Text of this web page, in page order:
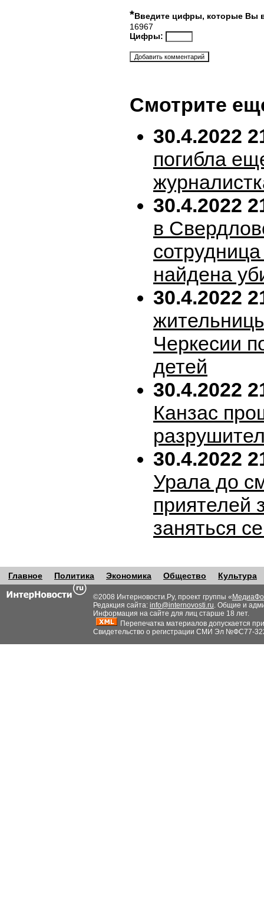
*Введите цифры, которые Вы
16967
Цифры:
Смотрите
30.4.2022
погибла
30.4.2022
в
найдена
30.4.2022
Черкесии
детей
30.4.2022
Канзас
30.4.2022
Урала до
приятелей
заняться
Главное Политика Экономика Общество Культура
©2008 Интерновости.Ру, проект группы «
Редакция сайта: info@internovosti.ru. Общие и
Информация на сайте для лиц старше 18 лет.
Перепечатка материалов допускается
Свидетельство о регистрации СМИ Эл №ФС77-